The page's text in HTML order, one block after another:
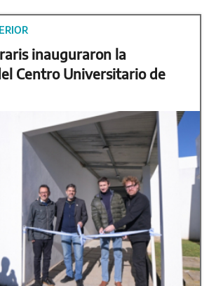
inauguraron la
Centro Universitario de